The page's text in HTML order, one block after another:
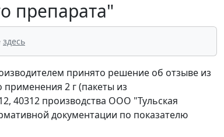
препарата"
здесь
принято решение об отзыве из
2 г (пакеты из
40312 производства ООО "Тульская
документации по показателю